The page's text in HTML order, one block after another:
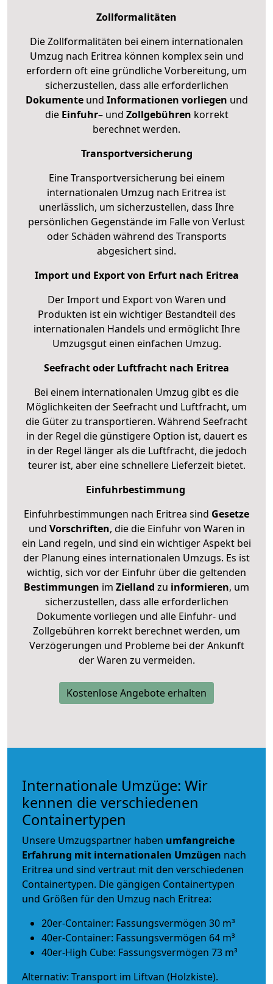
Zollformalitäten
Die Zollformalitäten bei einem internationalen
Umzug nach Eritrea können komplex sein und
erfordern oft eine gründliche Vorbereitung, um
sicherzustellen, dass alle erforderlichen
Dokumenteund Informationen vorliegen und
die Einfuhr– und Zollgebühren korrekt
berechnet werden.
Transportversicherung
Eine Transportversicherung bei einem
internationalen Umzug nach Eritrea ist
unerlässlich, um sicherzustellen, dass Ihre
persönlichen Gegenstände im Falle von Verlust
oder Schäden während des Transports
abgesichert sind.
Import und Export von Erfurt nach Eritrea
Der Import und Export von Waren und
Produkten ist ein wichtiger Bestandteil des
internationalen Handels und ermöglicht Ihre
Umzugsgut einen einfachen Umzug.
Seefracht oder Luftfracht nach Eritrea
Bei einem internationalen Umzug gibt es die
Möglichkeiten der Seefracht und Luftfracht, um
die Güter zu transportieren. Während Seefracht
in der Regel die günstigere Option ist, dauert es
in der Regel länger als die Luftfracht, die jedoch
teurer ist, aber eine schnellere Lieferzeit bietet.
Einfuhrbestimmung
Einfuhrbestimmungen nach Eritrea sind Gesetze
und Vorschriften, die die Einfuhr von Waren in
ein Land regeln, und sind ein wichtiger Aspekt bei
der Planung eines internationalen Umzugs. Es ist
wichtig, sich vor der Einfuhr über die geltenden
Bestimmungen im Zielland zu informieren, um
sicherzustellen, dass alle erforderlichen
Dokumente vorliegen und alle Einfuhr- und
Zollgebühren korrekt berechnet werden, um
Verzögerungen und Probleme bei der Ankunft
der Waren zu vermeiden.
Kostenlose Angebote erhalten
Internationale Umzüge: Wir
kennen die verschiedenen
Containertypen
Unsere Umzugspartner haben umfangreiche
Erfahrung mit internationalen Umzügen nach
Eritrea und sind vertraut mit den verschiedenen
Containertypen. Die gängigen Containertypen
und Größen für den Umzug nach Eritrea:
20er-Container: Fassungsvermögen 30 m³
40er-Container: Fassungsvermögen 64 m³
40er-High Cube: Fassungsvermögen 73 m³
Alternativ: Transport im Liftvan (Holzkiste).